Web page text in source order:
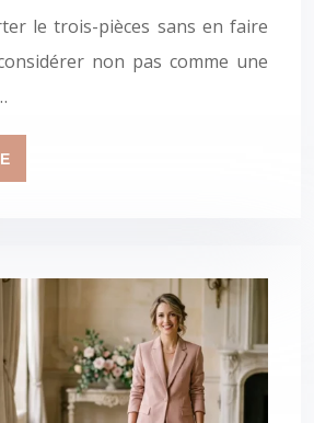
le trois-pièces sans en faire
non pas comme une